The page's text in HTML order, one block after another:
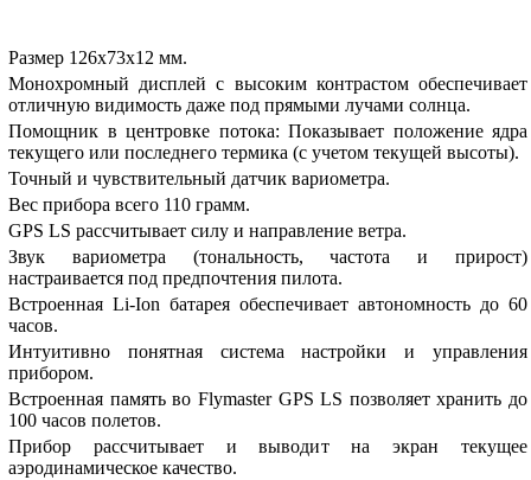
Размер 126х73х12 мм.
Монохромный дисплей с высоким контрастом обеспечивает
отличную видимость даже под прямыми лучами солнца.
Помощник в центровке потока: Показывает положение ядра
текущего или последнего термика (с учетом текущей высоты).
Точный и чувствительный датчик вариометра.
Вес прибора всего 110 грамм.
GPS LS рассчитывает силу и направление ветра.
Звук вариометра (тональность, частота и прирост)
настраивается под предпочтения пилота.
Встроенная Li-Ion батарея обеспечивает автономность до 60
часов.
Интуитивно понятная система настройки и управления
прибором.
Встроенная память во Flymaster GPS LS позволяет хранить до
100 часов полетов.
Прибор рассчитывает и выводит на экран текущее
аэродинамическое качество.